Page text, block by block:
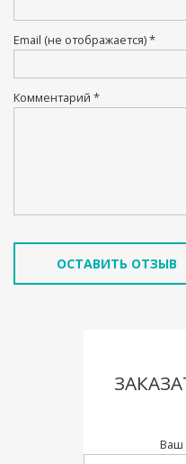
Email (не отображается) *
Комментарий *
Ваш